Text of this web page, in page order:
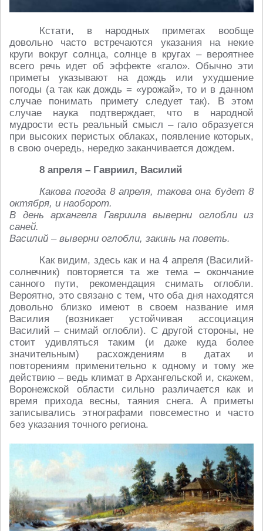
Кстати, в народных приметах вообще
довольно часто встречаются указания на некие
круги вокруг солнца, солнце в кругах – вероятнее
всего речь идет об эффекте «гало». Обычно эти
приметы указывают на дождь или ухудшение
погоды (а так как дождь = «урожай», то и в данном
случае понимать примету следует так). В этом
случае наука подтверждает, что в народной
мудрости есть реальный смысл – гало образуется
при высоких перистых облаках, появление которых,
в свою очередь, нередко заканчивается дождем.
8 апреля – Гавриил, Василий
Какова погода 8 апреля, такова она будет 8
октября, и наоборот.
В день архангела Гавриила выверни оглобли из
саней.
Василий – выверни оглобли, закинь на поветь.
Как видим, здесь как и на 4 апреля (Василий-
солнечник) повторяется та же тема – окончание
санного пути, рекомендация снимать оглобли.
Вероятно, это связано с тем, что оба дня находятся
довольно близко имеют в своем название имя
Василия (возникает устойчивая ассоциация
Василий – снимай оглобли). С другой стороны, не
стоит удивляться таким (и даже куда более
значительным) расхождениям в датах и
повторениям применительно к одному и тому же
действию – ведь климат в Архангельской и, скажем,
Воронежской области сильно различается как и
время прихода весны, таяния снега. А приметы
записывались этнографами повсеместно и часто
без указания точного региона.